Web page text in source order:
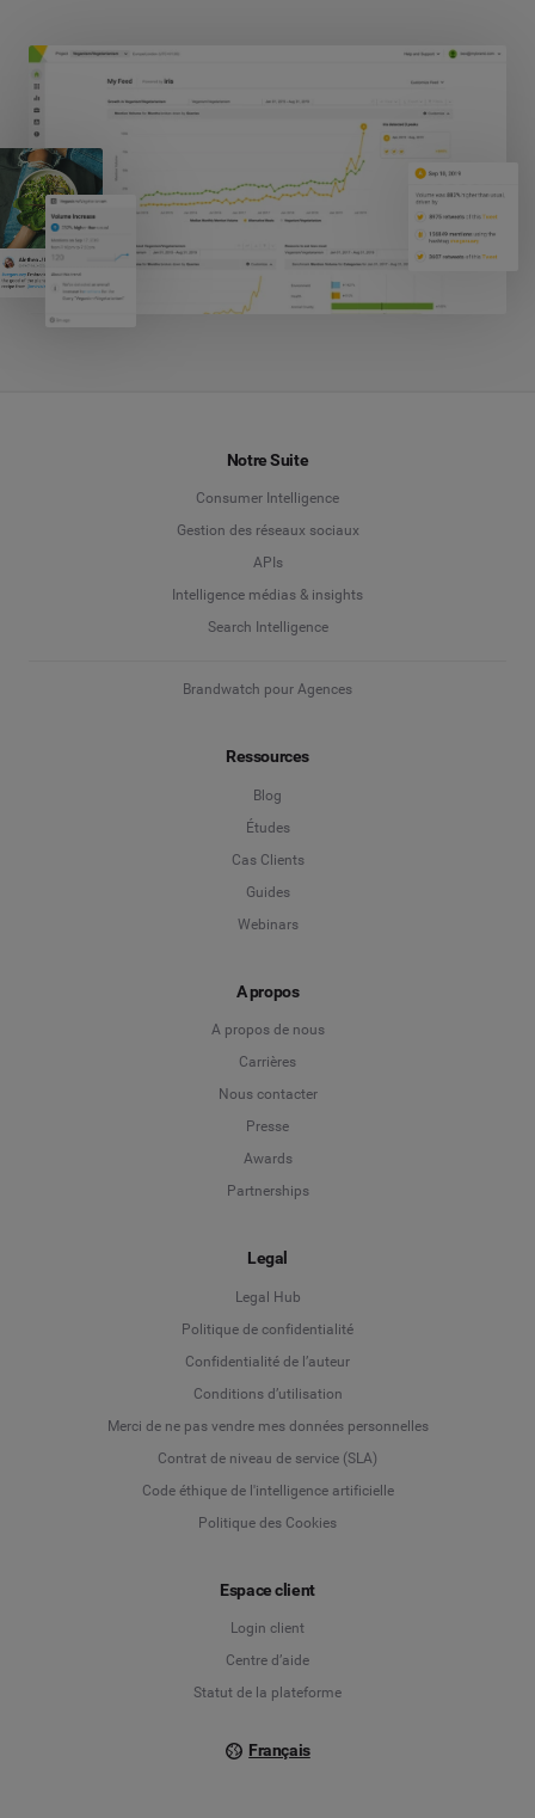
Notre Suite
Consumer Intelligence
Gestion des réseaux sociaux
APIs
Intelligence médias & insights
Search Intelligence
Brandwatch pour Agences
Ressources
Blog
Études
Cas Clients
Guides
Webinars
A propos
A propos de nous
Carrières
Nous contacter
Presse
Awards
Partnerships
Legal
Legal Hub
Politique de confidentialité
Confidentialité de l’auteur
Conditions d’utilisation
Merci de ne pas vendre mes données personnelles
Contrat de niveau de service (SLA)
Code éthique de l'intelligence artificielle
Politique des Cookies
Espace client
Login client
Centre d’aide
Statut de la plateforme
Français
English
Español